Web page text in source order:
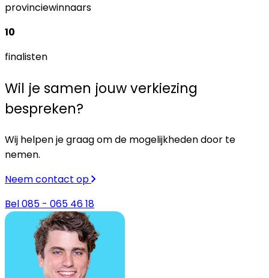
provinciewinnaars
10
finalisten
Wil je samen jouw verkiezing
bespreken?
Wij helpen je graag om de mogelijkheden door te
nemen.
Neem contact op
Bel 085 - 065 46 18